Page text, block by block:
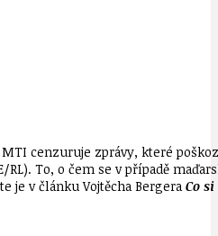
cenzuruje zprávy, které
RL). To, o čem se v případě
je v článku Vojtěcha BergeraCo